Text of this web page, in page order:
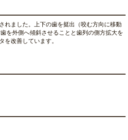
れました。上下の歯を挺出（咬む方向に移動
を外側へ傾斜させることと歯列の側方拡大を
を改善しています。